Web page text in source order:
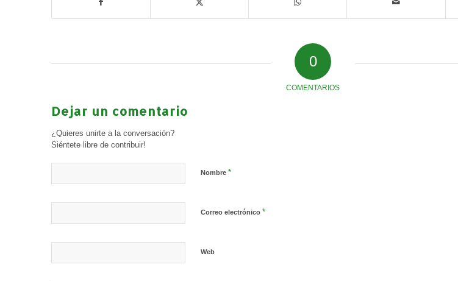
0
COMENTARIOS
Dejar un comentario
¿Quieres unirte a la conversación?
Siéntete libre de contribuir!
Nombre *
Correo electrónico *
Web